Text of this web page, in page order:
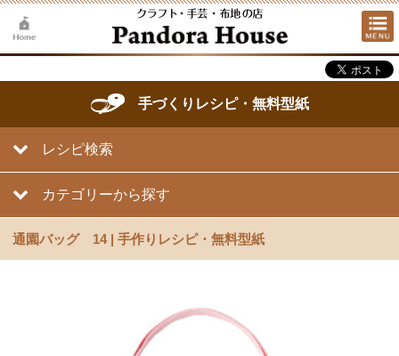
手づくりレシピ・無料型紙
レシピ検索
カテゴリーから探す
通園バッグ 14 | 手作りレシピ・無料型紙